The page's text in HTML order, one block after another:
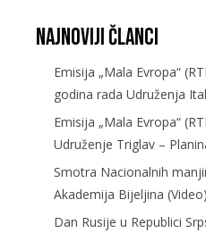
Najnoviji članci
Emisija „Mala Evropa“
godina rada Udruženja
Emisija „Mala Evropa“
Udruženje Triglav –
Smotra Nacionalnih
Akademija Bijeljina (Video)
Dan Rusije u Republici